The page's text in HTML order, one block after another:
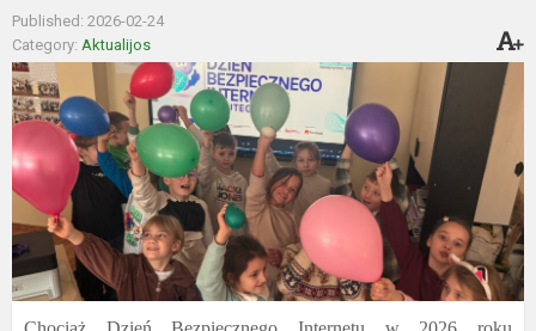
Published: 2026-02-24
Category: Aktualijos